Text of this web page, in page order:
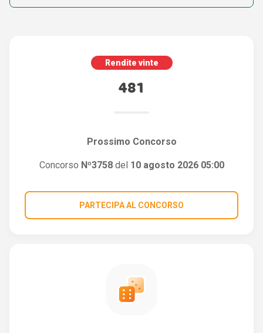
Rendite vinte
481
Prossimo Concorso
Concorso Nº3758del 10 agosto 2026 05:00
PARTECIPA AL CONCORSO